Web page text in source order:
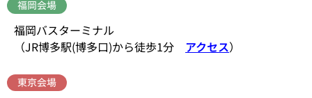
福岡会場
福岡バスターミナル
（JR博多駅(博多口)から徒歩1分 アクセス）
東京会場